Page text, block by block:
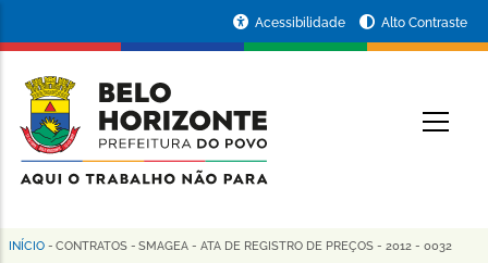
conteúdo
principal
da
Prefeitura
de
Horizonte
Acessibilidade Alto Contraste
Trilha
INÍCIO - CONTRATOS - SMAGEA - ATA DE REGISTRO DE PREÇOS - 2012 - 0032